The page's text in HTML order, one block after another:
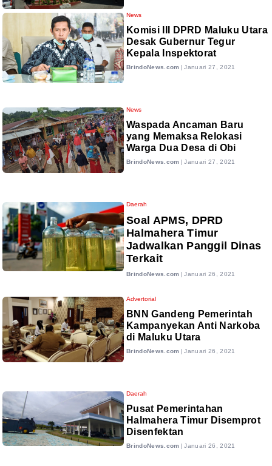
News
Komisi III DPRD Maluku Utara
Desak Gubernur Tegur
Kepala Inspektorat
BrindoNews.com | Januari 27, 2021
News
Waspada Ancaman Baru
yang Memaksa Relokasi
Warga Dua Desa di Obi
BrindoNews.com | Januari 27, 2021
Daerah
Soal APMS, DPRD
Halmahera Timur
Jadwalkan Panggil Dinas
Terkait
BrindoNews.com | Januari 26, 2021
Advertorial
BNN Gandeng Pemerintah
Kampanyekan Anti Narkoba
di Maluku Utara
BrindoNews.com | Januari 26, 2021
Daerah
Pusat Pemerintahan
Halmahera Timur Disemprot
Disenfektan
BrindoNews.com | Januari 26, 2021